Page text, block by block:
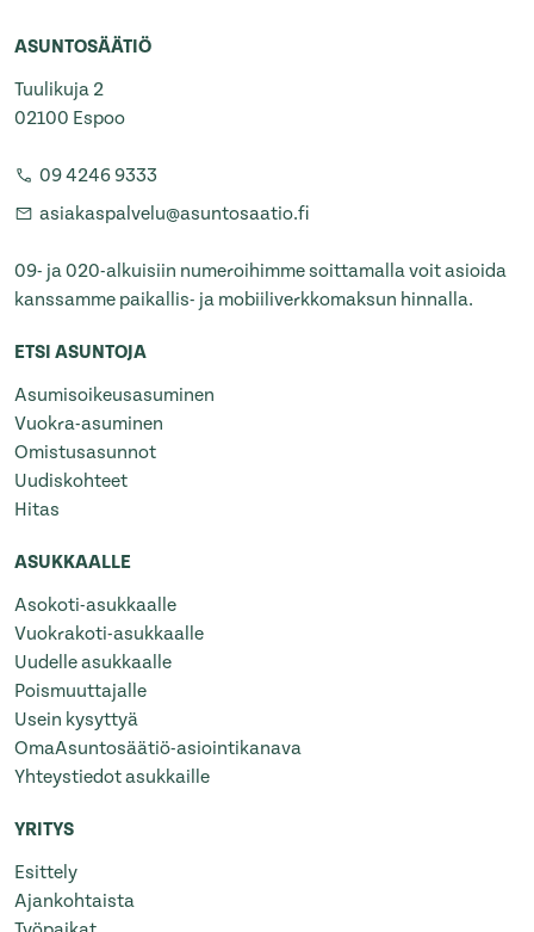
ASUNTOSÄÄTIÖ
Tuulikuja 2
02100 Espoo
09 4246 9333
asiakaspalvelu@asuntosaatio.fi
09- ja 020-alkuisiin numeroihimme soittamalla voit asioida
kanssamme paikallis- ja mobiiliverkkomaksun hinnalla.
ETSI ASUNTOJA
Asumisoikeusasuminen
Vuokra-asuminen
Omistusasunnot
Uudiskohteet
Hitas
ASUKKAALLE
Asokoti-asukkaalle
Vuokrakoti-asukkaalle
Uudelle asukkaalle
Poismuuttajalle
Usein kysyttyä
OmaAsuntosäätiö-asiointikanava
Yhteystiedot asukkaille
YRITYS
Esittely
Ajankohtaista